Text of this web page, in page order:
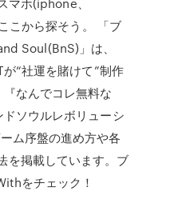
こから探そう。 「ブ
Soul(BnS)」は、
が“社運を賭けて”制作
なんでコレ無料な
ソウルレボリューシ
ム序盤の進め方や各
を掲載しています。ブ
をチェック！